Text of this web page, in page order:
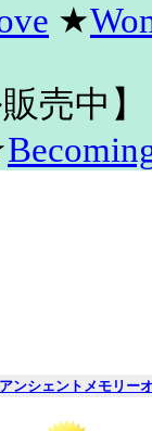
★
売中】
アンシェントメモリー